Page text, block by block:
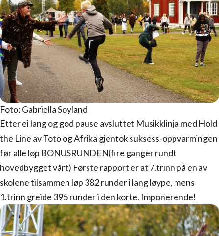
Foto: Gabriella Soyland
Etter ei lang og god pause avsluttet Musikklinja med Hold
the Line av Toto og Afrika gjentok suksess-oppvarmingen
før alle løp BONUSRUNDEN(fire ganger rundt
hovedbygget vårt) Første rapport er at 7.trinn på en av
skolene tilsammen løp 382 runder i lang løype, mens
1.trinn greide 395 runder i den korte. Imponerende!